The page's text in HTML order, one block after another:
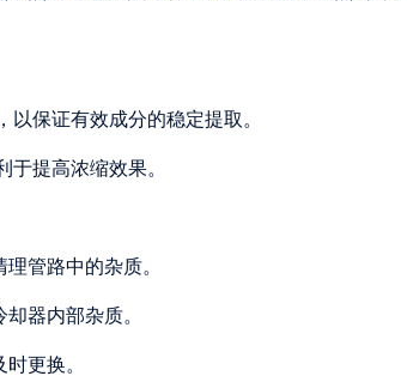
保证有效成分的稳定提取。
提高浓缩效果。
管路中的杂质。
器内部杂质。
更换。